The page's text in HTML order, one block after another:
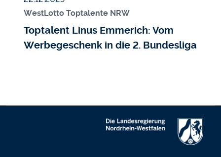
WestLotto Toptalente NRW
Toptalent Linus Emmerich: Vom
Werbegeschenk in die 2. Bundesliga